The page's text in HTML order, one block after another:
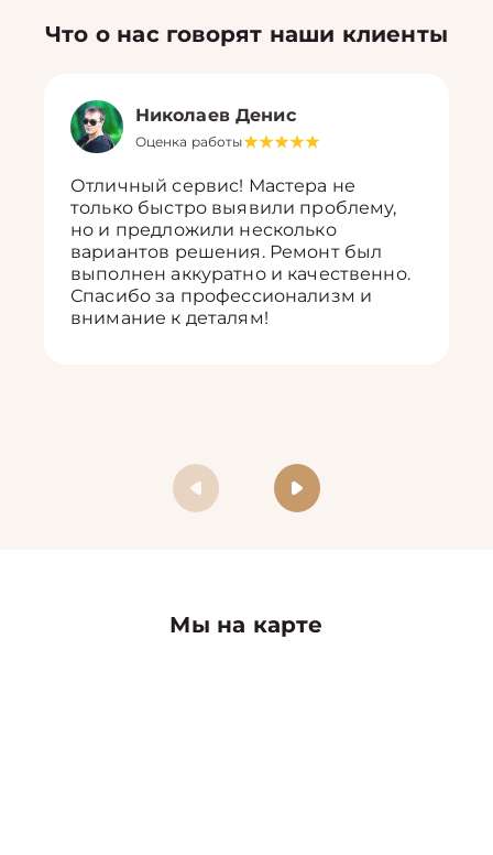
Что о нас говорят наши клиенты
Николаев Денис
Оценка работы
Отличный сервис! Мастера не
только быстро выявили проблему,
но и предложили несколько
вариантов решения. Ремонт был
выполнен аккуратно и качественно.
Спасибо за профессионализм и
внимание к деталям!
Мы на карте